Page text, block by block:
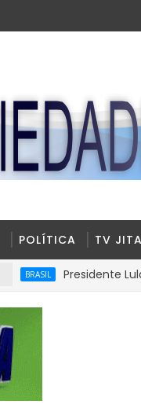
POLÍTICA TV
Presidente Lula